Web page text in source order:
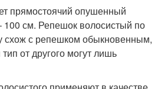
прямостоячий опушенный
100 см. Репешок волосистый по
схож с репешком обыкновенным,
от другого могут лишь